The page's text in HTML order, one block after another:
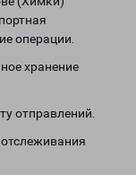
операции.
хранение
отправлений.